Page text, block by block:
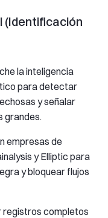
(Identificación
la inteligencia
para detectar
y señalar
grandes.
empresas de
y Elliptic para
y bloquear flujos
registros completos